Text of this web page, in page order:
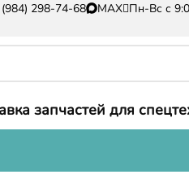
(984) 298-74-68 MAX Пн-Вс с
запчастей для